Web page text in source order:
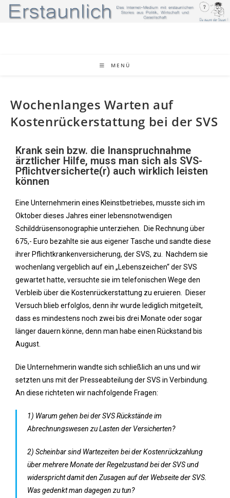
MENÜ
Wochenlanges Warten auf
Kostenrückerstattung bei der SVS
Krank sein bzw. die Inanspruchnahme
ärztlicher Hilfe, muss man sich als SVS-
Pflichtversicherte(r) auch wirklich leisten
können
Eine Unternehmerin eines Kleinstbetriebes, musste sich im
Oktober dieses Jahres einer lebensnotwendigen
Schilddrüsensonographie unterziehen. Die Rechnung über
675,- Euro bezahlte sie aus eigener Tasche und sandte diese
ihrer Pflichtkrankenversicherung, der SVS, zu. Nachdem sie
wochenlang vergeblich auf ein „Lebenszeichen“ der SVS
gewartet hatte, versuchte sie im telefonischen Wege den
Verbleib über die Kostenrückerstattung zu eruieren. Dieser
Versuch blieb erfolglos, denn ihr wurde lediglich mitgeteilt,
dass es mindestens noch zwei bis drei Monate oder sogar
länger dauern könne, denn man habe einen Rückstand bis
August.
Die Unternehmerin wandte sich schließlich an uns und wir
setzten uns mit der Presseabteilung der SVS in Verbindung.
An diese richteten wir nachfolgende Fragen:
1) Warum gehen bei der SVS Rückstände im
Abrechnungswesen zu Lasten der Versicherten?
2) Scheinbar sind Wartezeiten bei der Kostenrückzahlung
über mehrere Monate der Regelzustand bei der SVS und
widerspricht damit den Zusagen auf der Webseite der SVS.
Was gedenkt man dagegen zu tun?